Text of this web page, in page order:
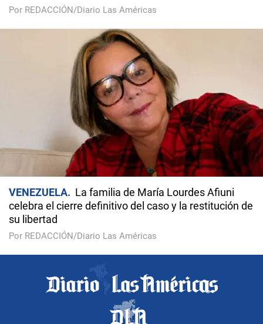
Por REDACCIÓN/Diario Las Américas
VENEZUELA
La familia de María Lourdes Afiuni
celebra el cierre definitivo del caso y la restitución de
su libertad
Por REDACCIÓN/Diario Las Américas